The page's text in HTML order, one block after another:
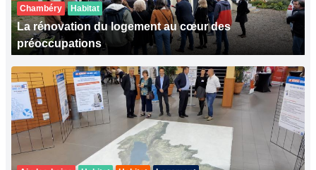
Chambéry Habitat
La rénovation du logement au cœur des
préoccupations